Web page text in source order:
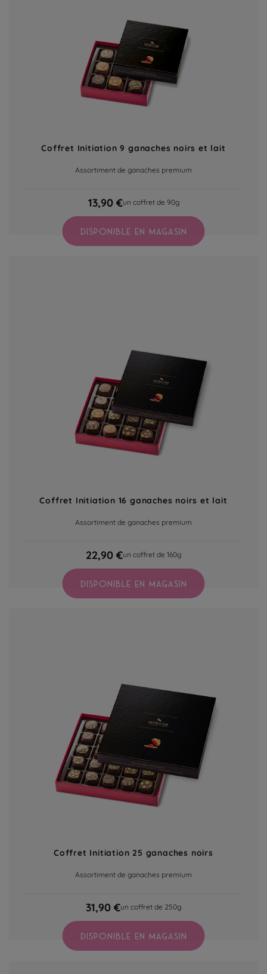
Coffret Initiation 9 ganaches noirs et lait
Assortiment de ganaches premium
13,90 €un coffret de 90g
DISPONIBLE EN MAGASIN
Coffret Initiation 16 ganaches noirs et lait
Assortiment de ganaches premium
22,90 €un coffret de 160g
DISPONIBLE EN MAGASIN
Coffret Initiation 25 ganaches noirs
Assortiment de ganaches premium
31,90 €un coffret de 250g
DISPONIBLE EN MAGASIN